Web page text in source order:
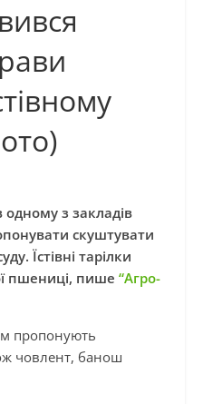
з закладів
скуштувати
Їстівні тарілки
пшениці, пише “Агро-
пропонують
човлент, банош